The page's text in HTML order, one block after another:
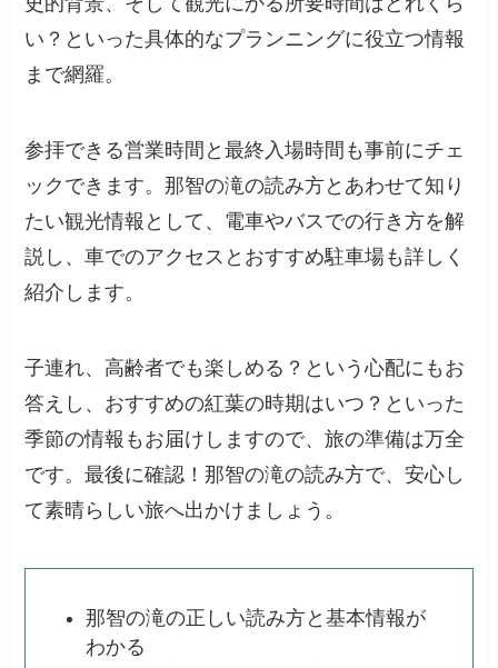
い？といった具体的なプランニングに役立つ情報
まで網羅。
参拝できる営業時間と最終入場時間も事前にチェ
ックできます。那智の滝の読み方とあわせて知り
たい観光情報として、電車やバスでの行き方を解
説し、車でのアクセスとおすすめ駐車場も詳しく
紹介します。
子連れ、高齢者でも楽しめる？という心配にもお
答えし、おすすめの紅葉の時期はいつ？といった
季節の情報もお届けしますので、旅の準備は万全
です。最後に確認！那智の滝の読み方で、安心し
て素晴らしい旅へ出かけましょう。
那智の滝の正しい読み方と基本情報が
わかる